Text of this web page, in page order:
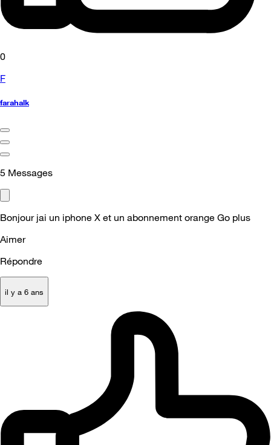
0
F
farahalk
5 Messages
Bonjour jai un iphone X et un abonnement orange Go plus
Aimer
Répondre
il y a 6 ans